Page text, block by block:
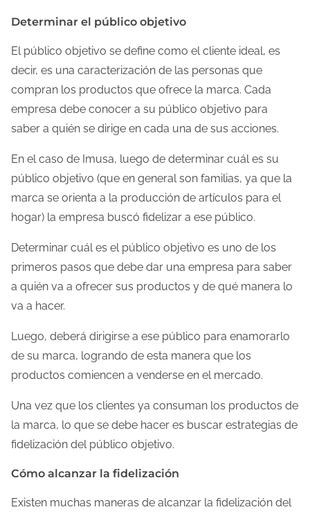
Determinar el público objetivo
El público objetivo se define como el cliente ideal, es
decir, es una caracterización de las personas que
compran los productos que ofrece la marca. Cada
empresa debe conocer a su público objetivo para
saber a quién se dirige en cada una de sus acciones.
En el caso de Imusa, luego de determinar cuál es su
público objetivo (que en general son familias, ya que la
marca se orienta a la producción de artículos para el
hogar) la empresa buscó fidelizar a ese público.
Determinar cuál es el público objetivo es uno de los
primeros pasos que debe dar una empresa para saber
a quién va a ofrecer sus productos y de qué manera lo
va a hacer.
Luego, deberá dirigirse a ese público para enamorarlo
de su marca, logrando de esta manera que los
productos comiencen a venderse en el mercado.
Una vez que los clientes ya consuman los productos de
la marca, lo que se debe hacer es buscar estrategias de
fidelización del público objetivo.
Cómo alcanzar la fidelización
Existen muchas maneras de alcanzar la fidelización del